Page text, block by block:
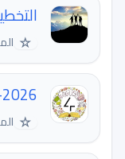
☆
☆